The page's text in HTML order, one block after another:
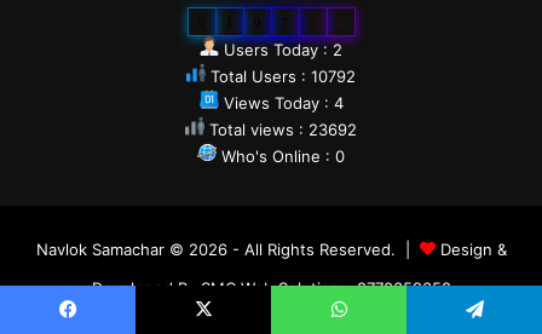
9 2
Users Today : 2
Total Users : 10792
Views Today : 4
Total views : 23692
Who's Online : 0
Navlok Samachar © 2026 - All Rights Reserved. |
Design &
Developed By SMC Web Solution - 8770359358